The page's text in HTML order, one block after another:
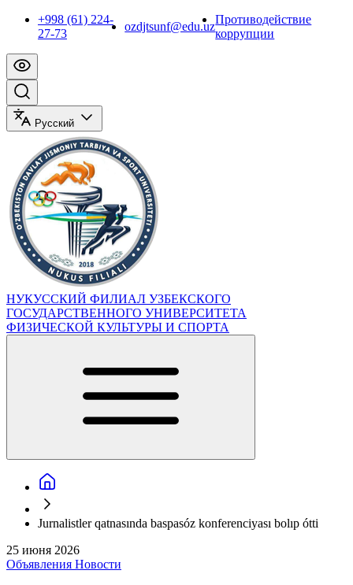
+998 (61) 224-
27-73
ozdjtsunf@edu.uz
Противодействие
коррупции
Русский
НУКУССКИЙ ФИЛИАЛ УЗБЕКСКОГО
ГОСУДАРСТВЕННОГО УНИВЕРСИТЕТА
ФИЗИЧЕСКОЙ КУЛЬТУРЫ И СПОРТА
Jurnalistler qatnasında baspasóz konferenciyası bolıp ótti
25 июня 2026
Объявления Новости